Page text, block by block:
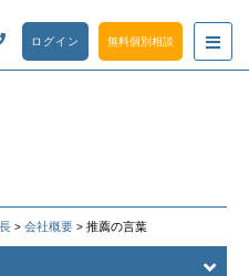
ログイン 無料個別相談
> 会社概要 > 推薦の言葉